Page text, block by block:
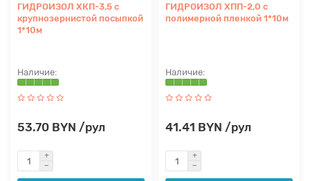
ГИДРОИЗОЛ ХКП-3,5 с
крупнозернистой посыпкой
1*10м
53.70 BYN /рул
ГИДРОИЗОЛ ХПП-2,0 с
полимерной пленкой 1*10м
41.41 BYN /рул